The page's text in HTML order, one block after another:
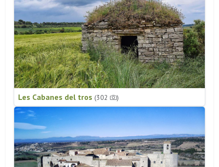
Les Cabanes del tros (302 )